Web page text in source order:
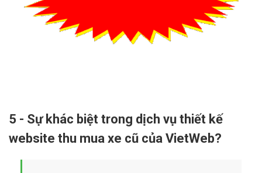
5 - Sự khác biệt trong dịch vụ thiết kế
website thu mua xe cũ của VietWeb?